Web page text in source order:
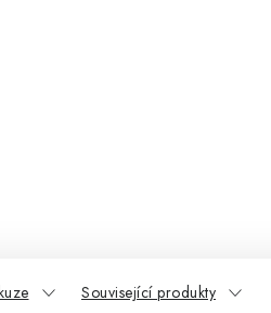
Související produkty